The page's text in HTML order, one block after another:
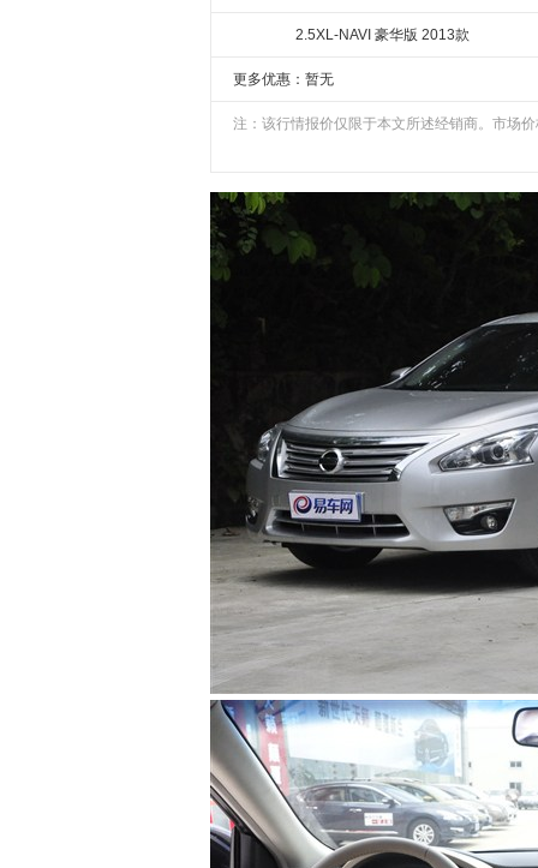
2.5XL-NAVI 豪华版 2013款
更多优惠：暂无
注：该行情报价仅限于本文所述经销商。市场